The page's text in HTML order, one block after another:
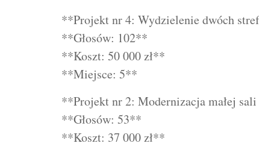
**Projekt nr 4: Wydzielenie dwóch
**Głosów: 102**
**Koszt: 50 000 zł**
**Miejsce: 5**
**Projekt nr 2: Modernizacja małej
**Głosów: 53**
**Koszt: 37 000 zł**